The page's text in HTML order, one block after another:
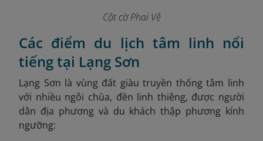
Cột cờ Phai Vệ
Các điểm du lịch tâm linh nổi
tiếng tại Lạng Sơn
Lạng Sơn là vùng đất giàu truyền thống tâm linh
với nhiều ngôi chùa, đền linh thiêng, được người
dân địa phương và du khách thập phương kính
ngưỡng: